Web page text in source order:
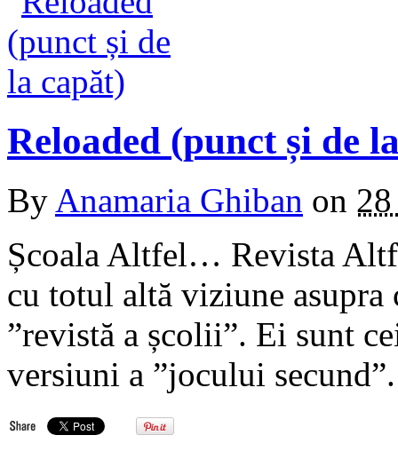
Reloaded (punct și de
By Anamaria Ghiban on
Școala Altfel… Revista
cu totul altă viziune asupra
”revistă a școlii”. Ei sunt
versiuni a ”jocului